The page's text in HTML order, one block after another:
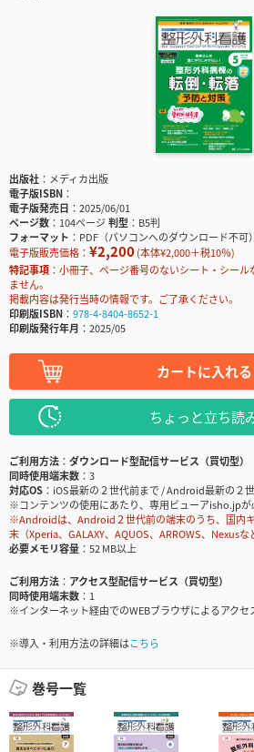
出版社
メディカ出版
電子版ISBN
電子版発売日
2025/06/01
ページ数
104ページ判型
B5判
フォーマット
PDF（パソコンへのダウンロード不可）
電子版販売価格： ¥2,200(本体¥2,000＋税10％)
特記事項
小冊子、ページ番号のないシート・シール
ません。
掲載内容は発行当時の情報です。ご了承ください。
印刷版ISBN
978-4-8404-8652-1
印刷版発行年月
2025/05
カートに入れる
ちょっと立ち読
ご利用方法
ダウンロード型配信サービス（買切型）
同時使用端末数
3
対応OS
iOS最新の２世代前まで / Android最新の２
※コンテンツの使用にあたり、専用ビューアisho.jpが
※Androidは、Android２世代前の端末のうち、国内
末（Xperia、GALAXY、AQUOS、ARROWS、Nexus
必要メモリ容量
52 MB以上
ご利用方法
アクセス型配信サービス（買切型）
同時使用端末数
1
※インターネット経由でのWEBブラウザによるアクセ
※導入・利用方法の詳細はこちら
巻号一覧